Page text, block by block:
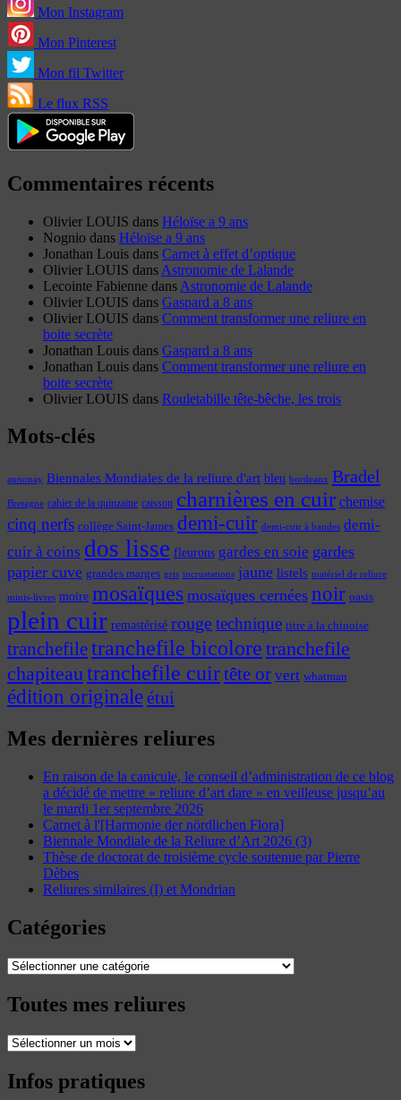
Mon Instagram
Mon Pinterest
Mon fil Twitter
Le flux RSS
Commentaires récents
Olivier LOUIS dans Héloïse a 9 ans
Nognio dans Héloïse a 9 ans
Jonathan Louis dans Carnet à effet d’optique
Olivier LOUIS dans Astronomie de Lalande
Lecointe Fabienne dans Astronomie de Lalande
Olivier LOUIS dans Gaspard a 8 ans
Olivier LOUIS dans Comment transformer une reliure en
boite secrète
Jonathan Louis dans Gaspard a 8 ans
Jonathan Louis dans Comment transformer une reliure en
boite secrète
Olivier LOUIS dans Rouletabille tête-bêche, les trois
Mots-clés
annonay Biennales Mondiales de la reliure d'art bleu bordeaux Bradel
Bretagne cahier de la quinzaine caisson charnières en cuir chemise
cinq nerfs collège Saint-James demi-cuir demi-cuir à bandes demi-
cuir à coins dos lisse fleurons gardes en soie gardes
papier cuve grandes marges gris incrustations jaune listels matériel de reliure
minis-livres moire mosaïques mosaïques cernées noir oasis
plein cuir remastérisé rougetechnique titre à la chinoise
tranchefiletranchefile bicolore tranchefile
chapiteautranchefile cuirtête or vert whatman
édition originaleétui
Mes dernières reliures
En raison de la canicule, le conseil d’administration de ce blog
a décidé de mettre « reliure d’art dare » en veilleuse jusqu’au
le mardi 1er septembre 2026
Carnet à l'[Harmonie der nördlichen Flora]
Biennale Mondiale de la Reliure d’Art 2026 (3)
Thèse de doctorat de troisième cycle soutenue par Pierre
Dèbes
Reliures similaires (I) et Mondrian
Catégories
Catégories
Toutes mes reliures
Toutes
reliures
Infos pratiques